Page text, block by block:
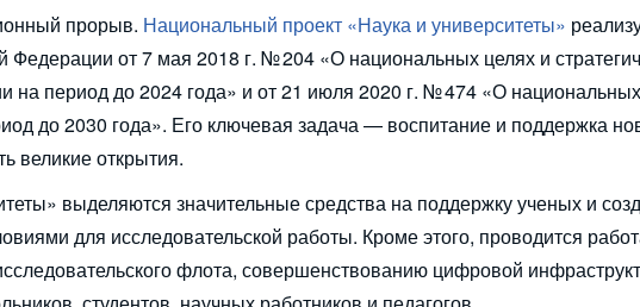
прорыв. Национальный проект «Наука и университеты»
Федерации от 7 мая 2018 г. № 204 «О национальных целях и
на период до 2024 года» и от 21 июля 2020 г. № 474 «О
до 2030 года». Его ключевая задача — воспитание и поддержка
великие открытия.
выделяются значительные средства на поддержку ученых и
для исследовательской работы. Кроме этого, проводится
флота, совершенствованию цифровой